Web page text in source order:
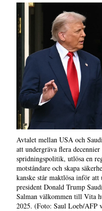
Avtalet mellan USA och
att undergräva flera
spridningspolitik, utlösa en
motståndare och skapa
kanske står maktlösa inför
president Donald Trump
Salman välkommen till Vita
2025. (Foto: Saul Loeb/AFP